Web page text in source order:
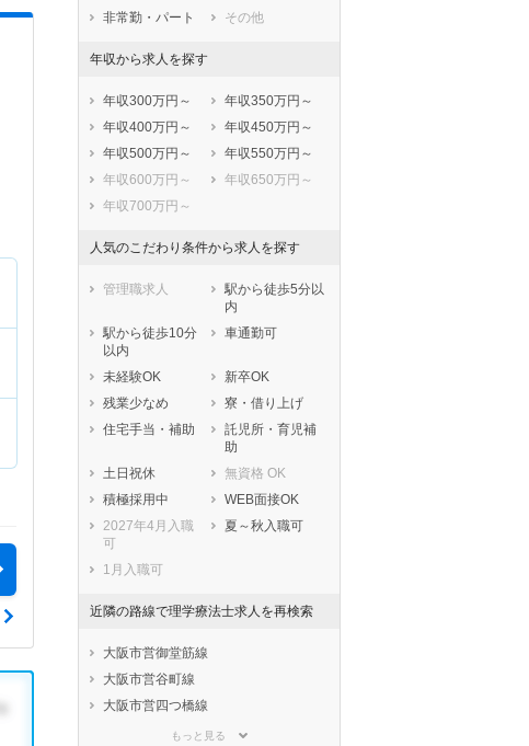
非常勤・パート
その他
年収から求人を探す
年収300万円～
年収350万円～
年収400万円～
年収450万円～
年収500万円～
年収550万円～
年収600万円～
年収650万円～
年収700万円～
人気のこだわり条件から求人を探す
管理職求人
駅から徒歩5分以
内
駅から徒歩10分
以内
車通勤可
未経験OK
新卒OK
残業少なめ
寮・借り上げ
住宅手当・補助
託児所・育児補
助
土日祝休
無資格 OK
積極採用中
WEB面接OK
2027年4月入職
可
夏～秋入職可
1月入職可
近隣の路線で理学療法士求人を再検索
大阪市営御堂筋線
大阪市営谷町線
大阪市営四つ橋線
大阪市営中央線もっと見る